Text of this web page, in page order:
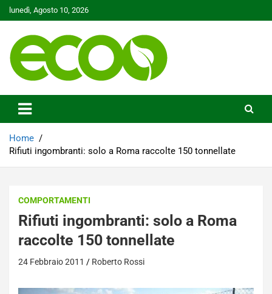
Skip
to
lunedì, Agosto 10, 2026
Ecoo.it
Home
Rifiuti ingombranti: solo a Roma raccolte 150 tonnellate
COMPORTAMENTI
Rifiuti ingombranti: solo a Roma
raccolte 150 tonnellate
24 Febbraio 2011 Roberto Rossi